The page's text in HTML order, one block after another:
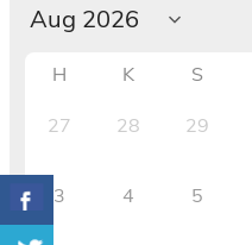
H K S
27 28 29
3 4 5